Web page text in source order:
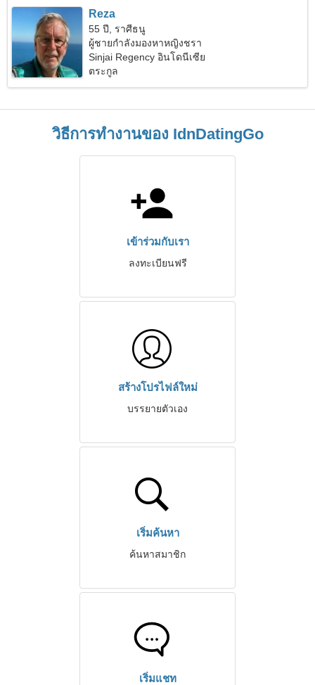
Reza
55 ปี, ราศีธนู
ผู้ชายกำลังมองหาหญิงชรา
Sinjai Regency อินโดนีเซีย
ตระกูล
วิธีการทำงานของ IdnDatingGo
เข้าร่วมกับเรา
ลงทะเบียนฟรี
สร้างโปรไฟล์ใหม่
บรรยายตัวเอง
เริ่มค้นหา
ค้นหาสมาชิก
เริ่มแชท